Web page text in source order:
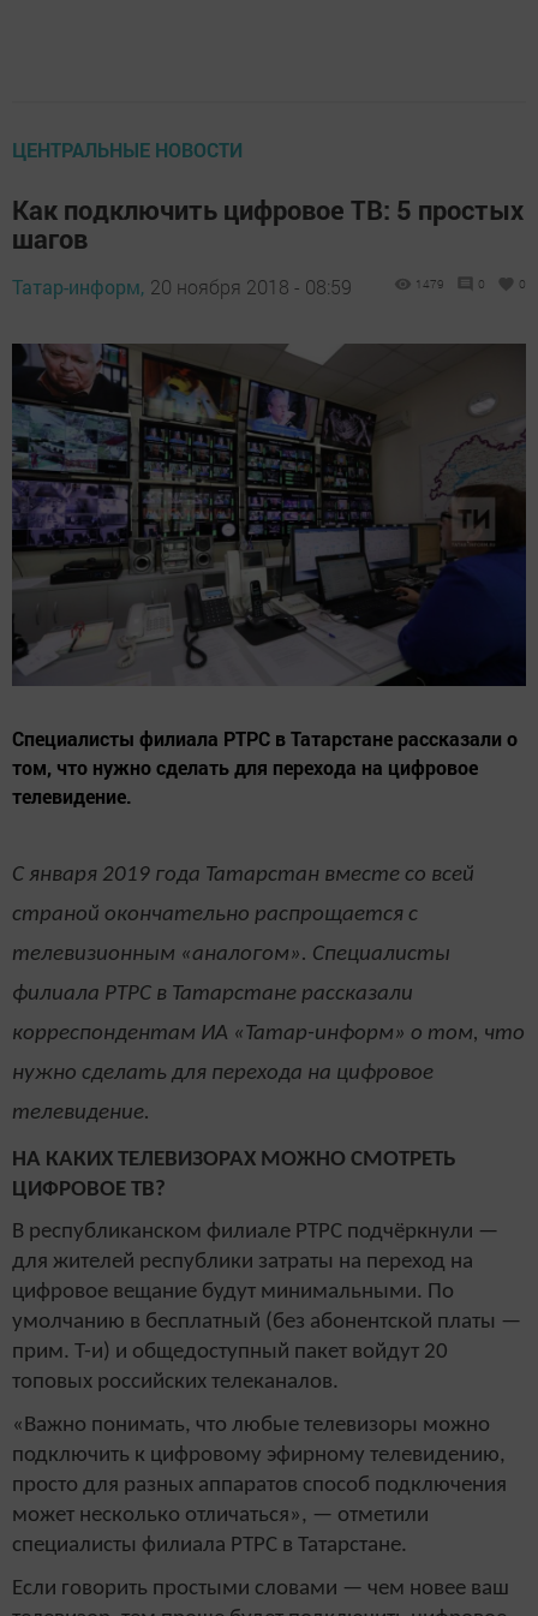
ЦЕНТРАЛЬНЫЕ НОВОСТИ
Как подключить цифровое ТВ: 5 простых
шагов
Татар-информ, 20 ноября 2018 - 08:59 1479 0 0
Специалисты филиала РТРС в Татарстане рассказали о
том, что нужно сделать для перехода на цифровое
телевидение.
С января 2019 года Татарстан вместе со всей
страной окончательно распрощается с
телевизионным «аналогом». Специалисты
филиала РТРС в Татарстане рассказали
корреспондентам ИА «Татар-информ» о том, что
нужно сделать для перехода на цифровое
телевидение.
НА КАКИХ ТЕЛЕВИЗОРАХ МОЖНО СМОТРЕТЬ
ЦИФРОВОЕ ТВ?
В республиканском филиале РТРС подчёркнули —
для жителей республики затраты на переход на
цифровое вещание будут минимальными. По
умолчанию в бесплатный (без абонентской платы —
прим. Т-и) и общедоступный пакет войдут 20
топовых российских телеканалов.
«Важно понимать, что любые телевизоры можно
подключить к цифровому эфирному телевидению,
просто для разных аппаратов способ подключения
может несколько отличаться», — отметили
специалисты филиала РТРС в Татарстане.
Если говорить простыми словами — чем новее ваш